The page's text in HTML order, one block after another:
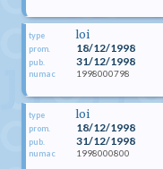
type loi
prom. 18/12/1998
pub. 31/12/1998
numac 1998000798
type loi
prom. 18/12/1998
pub. 31/12/1998
numac 1998000800